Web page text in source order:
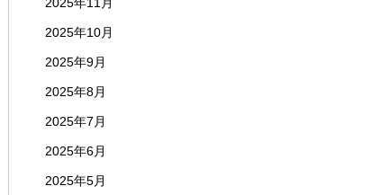
2025年10月
2025年9月
2025年8月
2025年7月
2025年6月
2025年5月